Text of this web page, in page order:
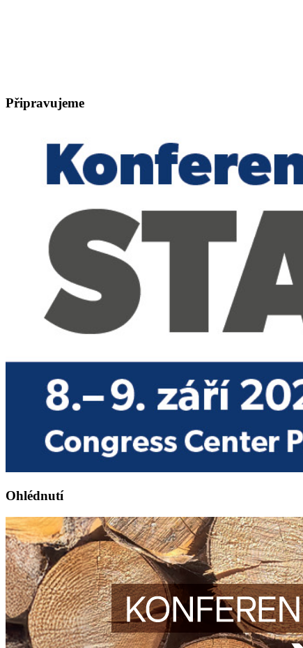
Připravujeme
Ohlédnutí